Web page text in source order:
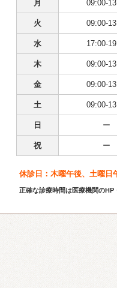
月 09:00-
火 09:00-
水 17:00-
木 09:00-
金 09:00-
土 09:00-
日 ー
祝 ー
休診日：木曜午後、土曜日
正確な診療時間は医療機関のHP